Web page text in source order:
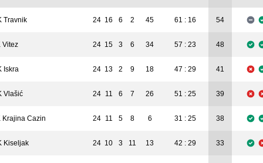
Travnik 24 16 6 2 45 61 : 16 54
Vitez 24 15 3 6 34 57 : 23 48
Iskra 24 13 2 9 18 47 : 29 41
Vlašić 24 11 6 7 26 51 : 25 39
Krajina Cazin 24 11 5 8 6 31 : 25 38
Kiseljak 24 10 3 11 13 42 : 29 33